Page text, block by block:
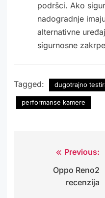
podršci. Ako
nadogradnje
alternativne
sigurnosne
Tagged: dugotrajno
performanse kamere
Navigacija
objava
Previous:
Oppo Reno2
recenzija